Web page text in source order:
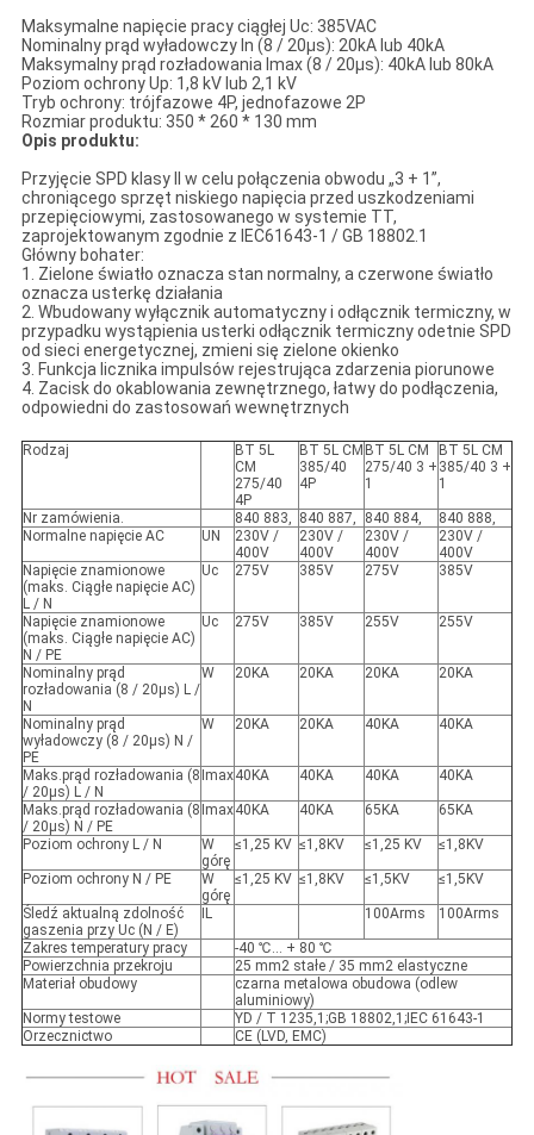
Maksymalne napięcie pracy ciągłej Uc: 385VAC
Nominalny prąd wyładowczy In (8 / 20μs): 20kA lub 40kA
Maksymalny prąd rozładowania Imax (8 / 20μs): 40kA lub 80kA
Poziom ochrony Up: 1,8 kV lub 2,1 kV
Tryb ochrony: trójfazowe 4P, jednofazowe 2P
Rozmiar produktu: 350 * 260 * 130 mm
Opis produktu:
Przyjęcie SPD klasy II w celu połączenia obwodu „3 + 1”,
chroniącego sprzęt niskiego napięcia przed uszkodzeniami
przepięciowymi, zastosowanego w systemie TT,
zaprojektowanym zgodnie z IEC61643-1 / GB 18802.1
Główny bohater:
1. Zielone światło oznacza stan normalny, a czerwone światło
oznacza usterkę działania
2. Wbudowany wyłącznik automatyczny i odłącznik termiczny, w
przypadku wystąpienia usterki odłącznik termiczny odetnie SPD
od sieci energetycznej, zmieni się zielone okienko
3. Funkcja licznika impulsów rejestrująca zdarzenia piorunowe
4. Zacisk do okablowania zewnętrznego, łatwy do podłączenia,
odpowiedni do zastosowań wewnętrznych
Rodzaj
BT 5L
CM
275/40
4P
BT 5L CM
385/40
4P
BT 5L CM
275/40 3 +
1
BT 5L CM
385/40 3 +
1
Nr zamówienia. 840 883, 840 887, 840 884,
840 888,
Normalne napięcie AC
UN
230V /
400V
230V /
400V
230V /
400V
230V /
400V
Napięcie znamionowe
(maks. Ciągłe napięcie AC)
L / N
Uc 275V 385V 275V 385V
Napięcie znamionowe
(maks. Ciągłe napięcie AC)
N / PE
Uc 275V 385V 255V 255V
Nominalny prąd
rozładowania (8 / 20µs) L /
N
W 20KA 20KA 20KA 20KA
Nominalny prąd
wyładowczy (8 / 20µs) N /
PE
W 20KA 20KA 40KA 40KA
Maks.prąd rozładowania (8
/ 20µs) L / N
Imax40KA 40KA 40KA 40KA
Maks.prąd rozładowania (8
/ 20µs) N / PE
Imax40KA 40KA 65KA 65KA
Poziom ochrony L / N
W
górę
≤1,25 KV ≤1,8KV ≤1,25 KV ≤1,8KV
Poziom ochrony N / PE
W
górę
≤1,25 KV ≤1,8KV ≤1,5KV ≤1,5KV
Śledź aktualną zdolność
gaszenia przy Uc (N / E)
IL 100Arms 100Arms
Zakres temperatury pracy
-40 ℃… + 80 ℃
Powierzchnia przekroju
25 mm2 stałe / 35 mm2 elastyczne
Materiał obudowy
czarna metalowa obudowa (odlew
aluminiowy)
Normy testowe
YD / T 1235,1;GB 18802,1;IEC 61643-1
Orzecznictwo
CE (LVD, EMC)